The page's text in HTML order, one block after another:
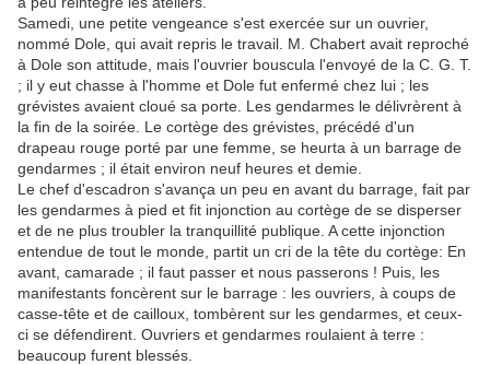
Samedi, une petite vengeance s'est exercée sur un ouvrier,
nommé Dole, qui avait repris le travail. M. Chabert avait reproché
à Dole son attitude, mais l'ouvrier bouscula l'envoyé de la C. G. T.
; il y eut chasse à l'homme et Dole fut enfermé chez lui ; les
grévistes avaient cloué sa porte. Les gendarmes le délivrèrent à
la fin de la soirée. Le cortège des grévistes, précédé d'un
drapeau rouge porté par une femme, se heurta à un barrage de
gendarmes ; il était environ neuf heures et demie.
Le chef d'escadron s'avança un peu en avant du barrage, fait par
les gendarmes à pied et fit injonction au cortège de se disperser
et de ne plus troubler la tranquillité publique. A cette injonction
entendue de tout le monde, partit un cri de la tête du cortège: En
avant, camarade ; il faut passer et nous passerons ! Puis, les
manifestants foncèrent sur le barrage : les ouvriers, à coups de
casse-tête et de cailloux, tombèrent sur les gendarmes, et ceux-
ci se défendirent. Ouvriers et gendarmes roulaient à terre :
beaucoup furent blessés.